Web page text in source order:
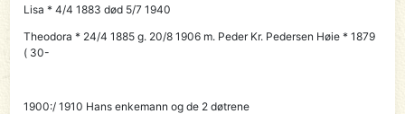
Lisa * 4/4 1883 død 5/7 1940
Theodora * 24/4 1885 g. 20/8 1906 m. Peder Kr. Pedersen Høie * 1879
( 30-
1900:/ 1910 Hansenkemann og de 2 døtrene